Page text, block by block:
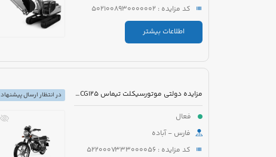
کد مزایده : 5021008930000002
اطلاعات بیشتر
مزایده دولتی موتورسیکلت تیماس CG125 مدل 1386 رنگ قرمز
فعال
فارس - آباده
کد مزایده : 5220007333000056
در انتظار ارسال پیشنهاد